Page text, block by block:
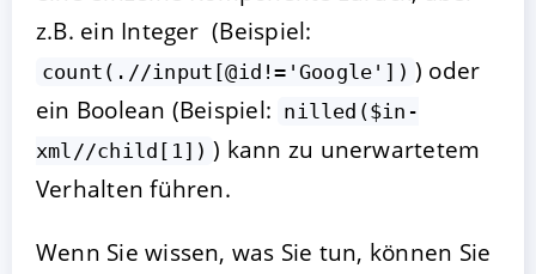
z.B. ein Integer (Beispiel:
count(.//input[@id!='Google']) ) oder
ein Boolean (Beispiel: nilled($in-
xml//child[1]) ) kann zu unerwartetem
Verhalten führen.
Wenn Sie wissen, was Sie tun, können Sie